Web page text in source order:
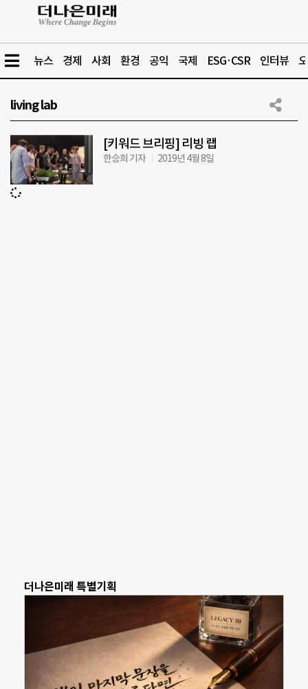
뉴스 경제 사회 환경 공익 국제 ESG·CSR 인터뷰
living lab
[키워드 브리핑] 리빙 랩
한승희 기자 2019년 4월 8일
더나은미래 특별기획